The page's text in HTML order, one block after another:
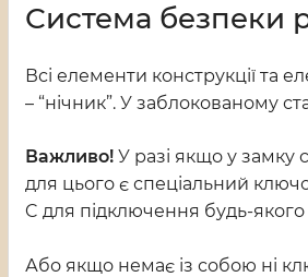
Система безпеки
Всі елементи конструкції та
– “нічник”. У заблокованому
Важливо! У разі якщо у замку
для цього є спеціальний
C для підключення будь-
Або якщо немає із собою ні